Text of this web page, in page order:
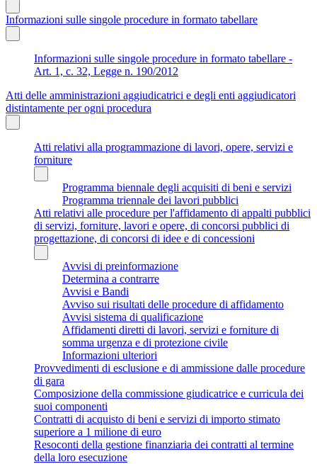
Informazioni sulle singole procedure in formato tabellare
Informazioni sulle singole procedure in formato tabellare -
Art. 1, c. 32, Legge n. 190/2012
Atti delle amministrazioni aggiudicatrici e degli enti aggiudicatori
distintamente per ogni procedura
Atti relativi alla programmazione di lavori, opere, servizi e
forniture
Programma biennale degli acquisiti di beni e servizi
Programma triennale dei lavori pubblici
Atti relativi alle procedure per l'affidamento di appalti pubblici
di servizi, forniture, lavori e opere, di concorsi pubblici di
progettazione, di concorsi di idee e di concessioni
Avvisi di preinformazione
Determina a contrarre
Avvisi e Bandi
Avviso sui risultati delle procedure di affidamento
Avvisi sistema di qualificazione
Affidamenti diretti di lavori, servizi e forniture di
somma urgenza e di protezione civile
Informazioni ulteriori
Provvedimenti di esclusione e di ammissione dalle procedure
di gara
Composizione della commissione giudicatrice e curricula dei
suoi componenti
Contratti di acquisto di beni e servizi di importo stimato
superiore a 1 milione di euro
Resoconti della gestione finanziaria dei contratti al termine
della loro esecuzione